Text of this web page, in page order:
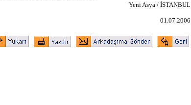
Yeni Asya / İSTANBUL
01.07.2006